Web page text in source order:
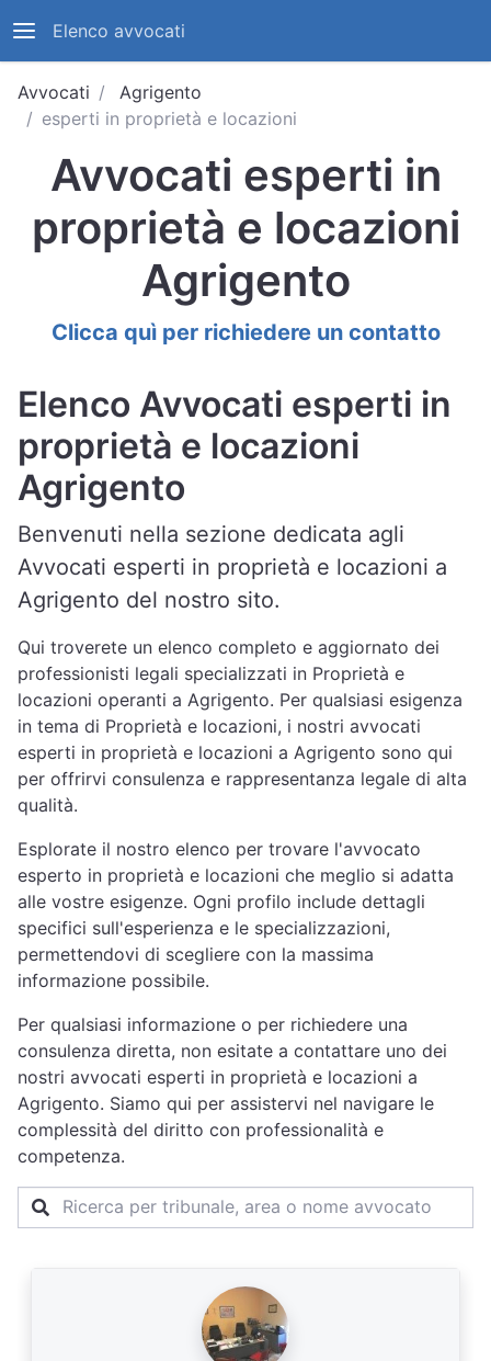
Elenco avvocati
Avvocati
Agrigento
esperti in proprietà e locazioni
Avvocati esperti in
proprietà e locazioni
Agrigento
Clicca quì per richiedere un contatto
Elenco Avvocati esperti in
proprietà e locazioni
Agrigento
Benvenuti nella sezione dedicata agli
Avvocati esperti in proprietà e locazioni a
Agrigento del nostro sito.
Qui troverete un elenco completo e aggiornato dei
professionisti legali specializzati in Proprietà e
locazioni operanti a Agrigento. Per qualsiasi esigenza
in tema di Proprietà e locazioni, i nostri avvocati
esperti in proprietà e locazioni a Agrigento sono qui
per offrirvi consulenza e rappresentanza legale di alta
qualità.
Esplorate il nostro elenco per trovare l'avvocato
esperto in proprietà e locazioni che meglio si adatta
alle vostre esigenze. Ogni profilo include dettagli
specifici sull'esperienza e le specializzazioni,
permettendovi di scegliere con la massima
informazione possibile.
Per qualsiasi informazione o per richiedere una
consulenza diretta, non esitate a contattare uno dei
nostri avvocati esperti in proprietà e locazioni a
Agrigento. Siamo qui per assistervi nel navigare le
complessità del diritto con professionalità e
competenza.